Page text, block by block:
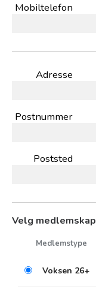
Mobiltelefon
Adresse
Postnummer
Poststed
Velg medlemskap
Medlemstype
Voksen 26+